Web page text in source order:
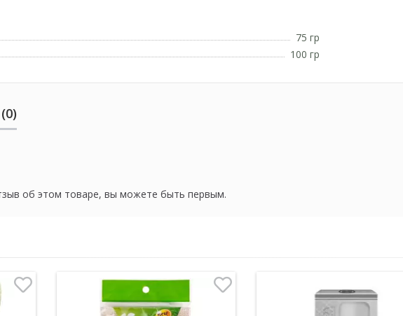
75 гр
100 гр
об этом товаре, вы можете быть первым.